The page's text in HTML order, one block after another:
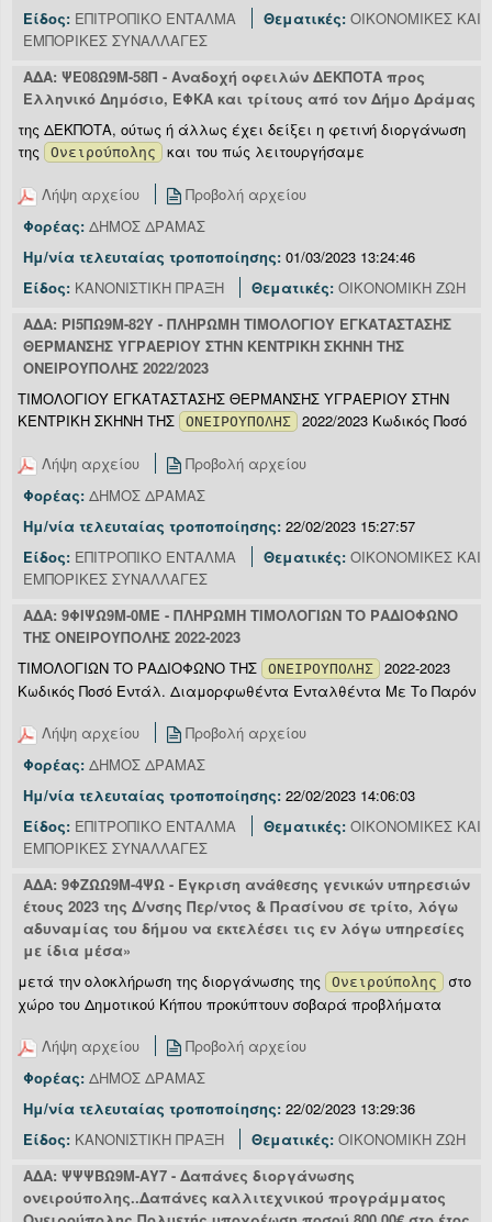
Είδος: ΕΠΙΤΡΟΠΙΚΟ ΕΝΤΑΛΜΑ Θεματικές: ΟΙΚΟΝΟΜΙΚΕΣ ΚΑΙ
ΕΜΠΟΡΙΚΕΣ ΣΥΝΑΛΛΑΓΕΣ
ΑΔΑ: ΨΕ08Ω9Μ-58Π - Αναδοχή οφειλών ΔΕΚΠΟΤΑ προς
Ελληνικό Δημόσιο, ΕΦΚΑ και τρίτους από τον Δήμο Δράμας
της ΔΕΚΠΟΤΑ, ούτως ή άλλως έχει δείξει η φετινή διοργάνωση
της
Ονειρούπολης και του πώς λειτουργήσαμε
Λήψη αρχείου
Προβολή αρχείου
Φορέας: ΔΗΜΟΣ ΔΡΑΜΑΣ
Ημ/νία τελευταίας τροποποίησης: 01/03/2023 13:24:46
Είδος: ΚΑΝΟΝΙΣΤΙΚΗ ΠΡΑΞΗ Θεματικές: ΟΙΚΟΝΟΜΙΚΗ ΖΩΗ
ΑΔΑ: ΡΙ5ΠΩ9Μ-82Υ - ΠΛΗΡΩΜΗ ΤΙΜΟΛΟΓΙΟΥ ΕΓΚΑΤΑΣΤΑΣΗΣ
ΘΕΡΜΑΝΣΗΣ ΥΓΡΑΕΡΙΟΥ ΣΤΗΝ ΚΕΝΤΡΙΚΗ ΣΚΗΝΗ ΤΗΣ
ΟΝΕΙΡΟΥΠΟΛΗΣ 2022/2023
ΤΙΜΟΛΟΓΙΟΥ ΕΓΚΑΤΑΣΤΑΣΗΣ ΘΕΡΜΑΝΣΗΣ ΥΓΡΑΕΡΙΟΥ ΣΤΗΝ
ΚΕΝΤΡΙΚΗ ΣΚΗΝΗ ΤΗΣ
ΟΝΕΙΡΟΥΠΟΛΗΣ 2022/2023 Κωδικός Ποσό
Λήψη αρχείου
Προβολή αρχείου
Φορέας: ΔΗΜΟΣ ΔΡΑΜΑΣ
Ημ/νία τελευταίας τροποποίησης: 22/02/2023 15:27:57
Είδος: ΕΠΙΤΡΟΠΙΚΟ ΕΝΤΑΛΜΑ Θεματικές: ΟΙΚΟΝΟΜΙΚΕΣ ΚΑΙ
ΕΜΠΟΡΙΚΕΣ ΣΥΝΑΛΛΑΓΕΣ
ΑΔΑ: 9ΦΙΨΩ9Μ-0ΜΕ - ΠΛΗΡΩΜΗ ΤΙΜΟΛΟΓΙΩΝ ΤΟ ΡΑΔΙΟΦΩΝΟ
ΤΗΣ ΟΝΕΙΡΟΥΠΟΛΗΣ 2022-2023
ΤΙΜΟΛΟΓΙΩΝ ΤΟ ΡΑΔΙΟΦΩΝΟ ΤΗΣ
ΟΝΕΙΡΟΥΠΟΛΗΣ
2022-2023
Κωδικός Ποσό Εντάλ. Διαμορφωθέντα Ενταλθέντα Με Το Παρόν
Λήψη αρχείου
Προβολή αρχείου
Φορέας: ΔΗΜΟΣ ΔΡΑΜΑΣ
Ημ/νία τελευταίας τροποποίησης: 22/02/2023 14:06:03
Είδος: ΕΠΙΤΡΟΠΙΚΟ ΕΝΤΑΛΜΑ Θεματικές: ΟΙΚΟΝΟΜΙΚΕΣ ΚΑΙ
ΕΜΠΟΡΙΚΕΣ ΣΥΝΑΛΛΑΓΕΣ
ΑΔΑ: 9ΦΖΩΩ9Μ-4ΨΩ - Έγκριση ανάθεσης γενικών υπηρεσιών
έτους 2023 της Δ/νσης Περ/ντος & Πρασίνου σε τρίτο, λόγω
αδυναμίας του δήμου να εκτελέσει τις εν λόγω υπηρεσίες
με ίδια μέσα»
μετά την ολοκλήρωση της διοργάνωσης της
Ονειρούπολης
στο
χώρο του Δημοτικού Κήπου προκύπτουν σοβαρά προβλήματα
Λήψη αρχείου
Προβολή αρχείου
Φορέας: ΔΗΜΟΣ ΔΡΑΜΑΣ
Ημ/νία τελευταίας τροποποίησης: 22/02/2023 13:29:36
Είδος: ΚΑΝΟΝΙΣΤΙΚΗ ΠΡΑΞΗ Θεματικές: ΟΙΚΟΝΟΜΙΚΗ ΖΩΗ
ΑΔΑ: ΨΨΨΒΩ9Μ-ΑΥ7 - Δαπάνες διοργάνωσης
ονειρούπολης..Δαπάνες καλλιτεχνικού προγράμματος